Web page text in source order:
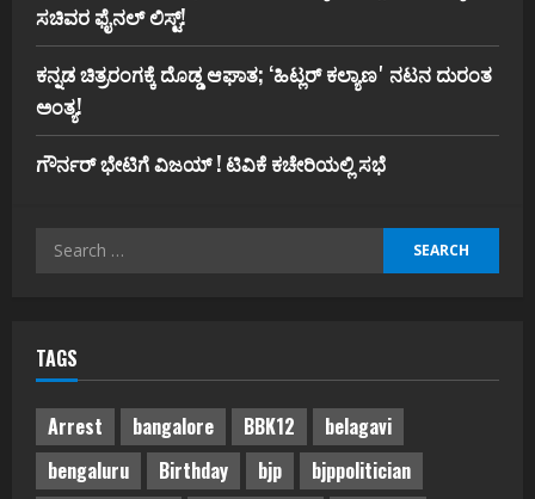
ಸಚಿವರ ಫೈನಲ್ ಲಿಸ್ಟ್‌!
ಕನ್ನಡ ಚಿತ್ರರಂಗಕ್ಕೆ ದೊಡ್ಡ ಆಘಾತ; ʻಹಿಟ್ಲರ್ ಕಲ್ಯಾಣʼ ನಟನ ದುರಂತ
ಅಂತ್ಯ!
ಗೌರ್ನರ್‌ ಭೇಟಿಗೆ ವಿಜಯ್‌ ! ಟಿವಿಕೆ ಕಚೇರಿಯಲ್ಲಿ ಸಭೆ
Search
TAGS
Arrest bangalore BBK12
belagavi
bengaluru
Birthday bjp
bjppolitician